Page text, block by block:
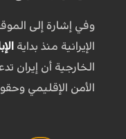
وفي إشارة إلى
الإيرانية منذ بداية
الخارجية أن إيران
الأمن الإقليمي